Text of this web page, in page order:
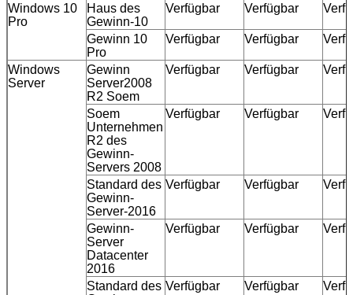
Hinterlass eine Nachricht
Wir rufen Sie bald zurück!
Windows 10
Pro
Haus des
Gewinn-10
Verfügbar Verfügbar
Gewinn 10
Pro
Verfügbar Verfügbar
Windows
Server
Gewinn
Server2008
R2 Soem
Verfügbar Verfügbar
Soem
Unternehmen
R2 des
Gewinn-
Servers 2008
Verfügbar Verfügbar
Standard des
Gewinn-
Server-2016
Verfügbar Verfügbar
Gewinn-
Server
Datacenter
2016
Verfügbar Verfügbar
Standard des Verfügbar Verfügbar